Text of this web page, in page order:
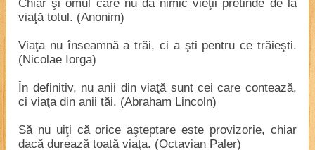
Chiar şi omul care nu dă nimic vieţii pretinde de la
viaţă totul. (Anonim)
Viaţa nu înseamnă a trăi, ci a şti pentru ce trăieşti.
(Nicolae Iorga)
În definitiv, nu anii din viaţă sunt cei care contează,
ci viaţa din anii tăi. (Abraham Lincoln)
Să nu uiţi că orice aşteptare este provizorie, chiar
dacă durează toată viaţa. (Octavian Paler)